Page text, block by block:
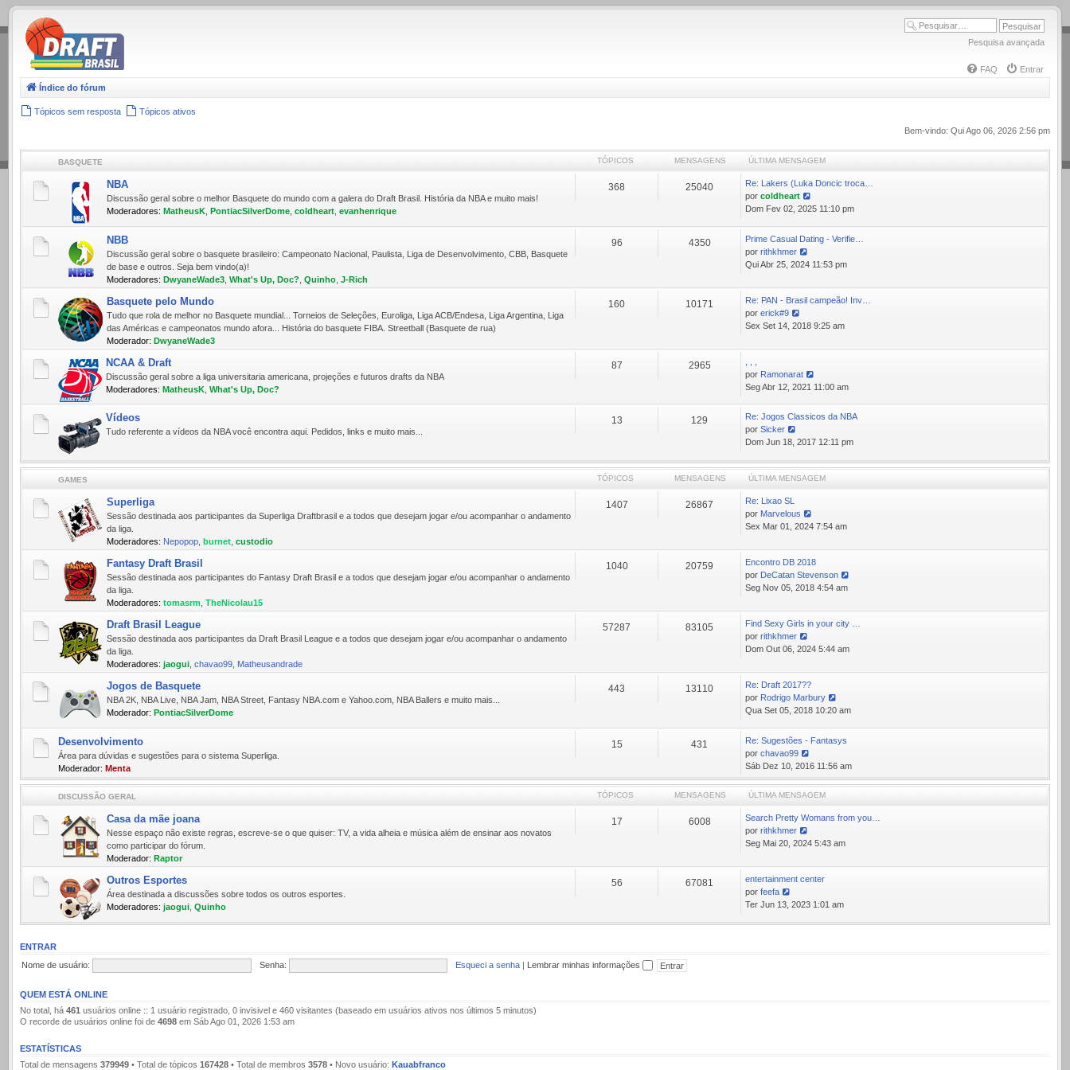
.
Pesquisa avançada
FAQ
Entrar
Índice do fórum
Tópicos sem resposta
Tópicos ativos
Bem-vindo: Qui Ago 06, 2026 2:56 pm
BASQUETE TÓPICOS MENSAGENS ÚLTIMA MENSAGEM
NBA
Discussão geral sobre o melhor Basquete do mundo com a galera do Draft Brasil. História da NBA e muito mais!
Moderadores: MatheusK PontiacSilverDome coldheart evanhenrique
368 25040
Re: Lakers (Luka Doncic troca…
porcoldheart
Ver
Dom Fev 02, 2025 11:10 pm
NBB
Discussão geral sobre o basquete brasileiro: Campeonato Nacional, Paulista, Liga de Desenvolvimento, CBB, Basquete
de base e outros. Seja bem vindo(a)!
Moderadores: DwyaneWade3 What's Up, Doc? Quinho J-Rich
96 4350
Prime Сasual Dating - Verifie…
porrithkhmer
Ver
mensagem
Qui Abr 25, 2024 11:53 pm
Basquete pelo Mundo
Tudo que rola de melhor no Basquete mundial... Torneios de Seleções, Euroliga, Liga ACB/Endesa, Liga Argentina, Liga
das Américas e campeonatos mundo afora... História do basquete FIBA. Streetball (Basquete de rua)
Moderador: DwyaneWade3
160 10171
Re: PAN - Brasil campeão! Inv…
porerick#9
Ver
mensagem
Sex Set 14, 2018 9:25 am
NCAA & Draft
Discussão geral sobre a liga universitaria americana, projeções e futuros drafts da NBA
Moderadores: MatheusK What's Up, Doc?
87 2965
por Ramonarat
Ver
mensagem
Seg Abr 12, 2021 11:00 am
Vídeos
Tudo referente a ví­deos da NBA você encontra aqui. Pedidos, links e muito mais...
13 129
Re: Jogos Classicos da NBA
porSicker
Ver
mensagem
Dom Jun 18, 2017 12:11 pm
GAMES TÓPICOS MENSAGENS ÚLTIMA MENSAGEM
Superliga
Sessão destinada aos participantes da Superliga Draftbrasil e a todos que desejam jogar e/ou acompanhar o andamento
da liga.
Moderadores: Nepopop burnet custodio
1407 26867
Re: Lixao SL
por Marvelous
Ver
mensagem
Sex Mar 01, 2024 7:54 am
Fantasy Draft Brasil
Sessão destinada aos participantes do Fantasy Draft Brasil e a todos que desejam jogar e/ou acompanhar o andamento
da liga.
Moderadores: tomasrm TheNicolau15
1040 20759
Encontro DB 2018
por DeCatan Stevenson
Ver
mensagem
Seg Nov 05, 2018 4:54 am
Draft Brasil League
Sessão destinada aos participantes da Draft Brasil League e a todos que desejam jogar e/ou acompanhar o andamento
da liga.
Moderadores: jaogui chavao99 Matheusandrade
57287 83105
Find Sexy Girls in your city …
porrithkhmer
Ver
mensagem
Dom Out 06, 2024 5:44 am
Jogos de Basquete
NBA 2K, NBA Live, NBA Jam, NBA Street, Fantasy NBA.com e Yahoo.com, NBA Ballers e muito mais...
Moderador: PontiacSilverDome
443 13110
Re: Draft 2017??
por Rodrigo Marbury
Ver
mensagem
Qua Set 05, 2018 10:20 am
Desenvolvimento
Área para dúvidas e sugestões para o sistema Superliga.
Moderador: Menta
15 431
Re: Sugestões - Fantasys
porchavao99
Ver
última
mensagem
Sáb Dez 10, 2016 11:56 am
DISCUSSÃO GERAL TÓPICOS MENSAGENS ÚLTIMA MENSAGEM
Casa da mãe joana
Nesse espaço não existe regras, escreve-se o que quiser: TV, a vida alheia e música além de ensinar aos novatos
como participar do fórum.
Moderador: Raptor
17 6008
Search Pretty Womans from you…
porrithkhmer
Ver
mensagem
Seg Mai 20, 2024 5:43 am
Outros Esportes
Área destinada a discussões sobre todos os outros esportes.
Moderadores: jaogui Quinho
56 67081
entertainment center
porfeefa
Ver
Ter Jun 13, 2023 1:01 am
ENTRAR
Nome de usuário:
Senha: Esqueci a senha | Lembrar minhas informações
QUEM ESTÁ ONLINE
No total, há 461 usuários online :: 1 usuário registrado, 0 invisivel e 460 visitantes (baseado em usuários ativos nos últimos 5 minutos)
O recorde de usuários online foi de 4698 em Sáb Ago 01, 2026 1:53 am
ESTATÍSTICAS
Total de mensagens 379949 • Total de tópicos 167428 • Total de membros 3578 • Novo usuário: Kauabfranco